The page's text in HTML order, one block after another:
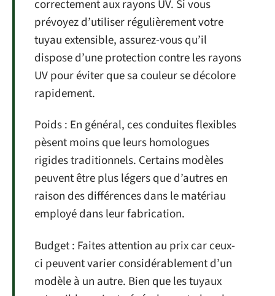
correctement aux rayons UV. Si vous
prévoyez d’utiliser régulièrement votre
tuyau extensible, assurez-vous qu’il
dispose d’une protection contre les rayons
UV pour éviter que sa couleur se décolore
rapidement.
Poids : En général, ces conduites flexibles
pèsent moins que leurs homologues
rigides traditionnels. Certains modèles
peuvent être plus légers que d’autres en
raison des différences dans le matériau
employé dans leur fabrication.
Budget : Faites attention au prix car ceux-
ci peuvent varier considérablement d’un
modèle à un autre. Bien que les tuyaux